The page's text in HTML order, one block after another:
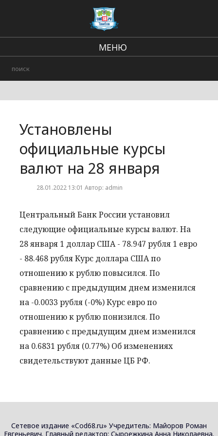
МЕНЮ
Городские события
Установлены
официальные курсы
валют на 28 января
28.01.2022 13:01 Автор: admin
Центральный Банк России установил
следующие официальные курсы валют. На
28 января 1 доллар США - 78.947 рубля 1 евро
- 88.468 рубля Курс доллара США по
отношению к рублю повысился. По
сравнению с предыдущим днем изменился
на -0.0033 рубля (-0%) Курс евро по
отношению к рублю понизился. По
сравнению с предыдущим днем изменился
на 0.6831 рубля (0.77%) Об изменениях
свидетельствуют данные ЦБ РФ.
Сетевое издание «Cod68.ru» Учредитель: Майоров Роман
Евгеньевич. Главный редактор: Сыроежкина Анна Николаевна.